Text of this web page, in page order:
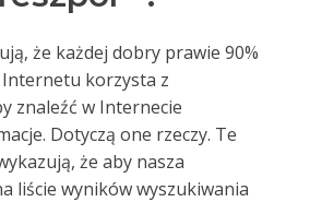
że każdej dobry prawie 90%
korzysta z
znaleźć w Internecie
Dotyczą one rzeczy. Te
że aby nasza
liście wyników wyszukiwania